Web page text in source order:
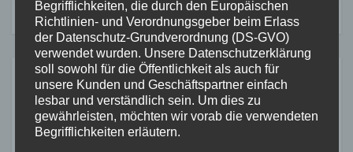
Ähnliches
Begrifflichkeiten, die durch den Europäischen
Richtlinien- und Verordnungsgeber beim Erlass
der Datenschutz-Grundverordnung (DS-GVO)
verwendet wurden. Unsere Datenschutzerklärung
soll sowohl für die Öffentlichkeit als auch für
unsere Kunden und Geschäftspartner einfach
lesbar und verständlich sein. Um dies zu
gewährleisten, möchten wir vorab die verwendeten
Begrifflichkeiten erläutern.